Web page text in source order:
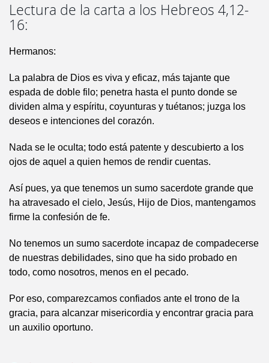
Lectura de la carta a los Hebreos 4,12-
16:
Hermanos:
La palabra de Dios es viva y eficaz, más tajante que
espada de doble filo; penetra hasta el punto donde se
dividen alma y espíritu, coyunturas y tuétanos; juzga los
deseos e intenciones del corazón.
Nada se le oculta; todo está patente y descubierto a los
ojos de aquel a quien hemos de rendir cuentas.
Así pues, ya que tenemos un sumo sacerdote grande que
ha atravesado el cielo, Jesús, Hijo de Dios, mantengamos
firme la confesión de fe.
No tenemos un sumo sacerdote incapaz de compadecerse
de nuestras debilidades, sino que ha sido probado en
todo, como nosotros, menos en el pecado.
Por eso, comparezcamos confiados ante el trono de la
gracia, para alcanzar misericordia y encontrar gracia para
un auxilio oportuno.